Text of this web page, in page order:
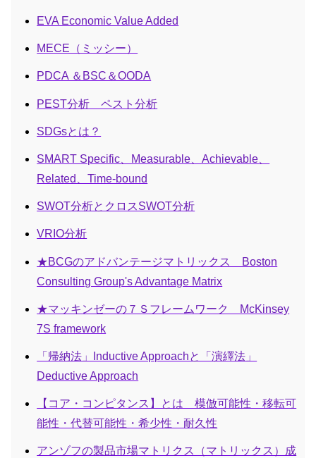
EVA Economic Value Added
MECE（ミッシー）
PDCA ＆BSC＆OODA
PEST分析 ペスト分析
SDGsとは？
SMART Specific、Measurable、Achievable、
Related、Time-bound
SWOT分析とクロスSWOT分析
VRIO分析
★BCGのアドバンテージマトリックス Boston
Consulting Group's Advantage Matrix
★マッキンゼーの７Ｓフレームワーク McKinsey
7S framework
「帰納法」Inductive Approachと「演繹法」
Deductive Approach
【コア・コンピタンス】とは 模倣可能性・移転可
能性・代替可能性・希少性・耐久性
アンゾフの製品市場マトリクス（マトリックス）成